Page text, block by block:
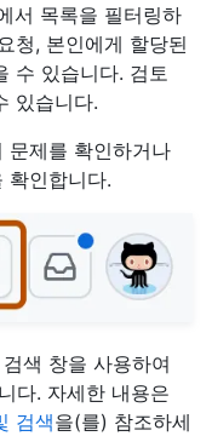
서 목록을 필터링하
청, 본인에게 할당된
수 있습니다. 검토
있습니다.
문제를 확인하거나
확인합니다.
색 창을 사용하여
다. 자세한 내용은
검색을(를) 참조하세